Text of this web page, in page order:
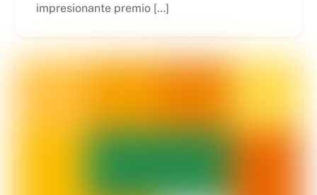
impresionante premio […]